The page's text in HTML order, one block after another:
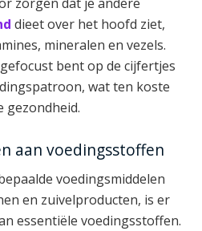
dieet over het hoofd ziet,
mineralen en vezels.
bent op de cijfertjes
wat ten koste
gezondheid.
aan voedingsstoffen
voedingsmiddelen
en zuivelproducten, is er
essentiële voedingsstoffen.